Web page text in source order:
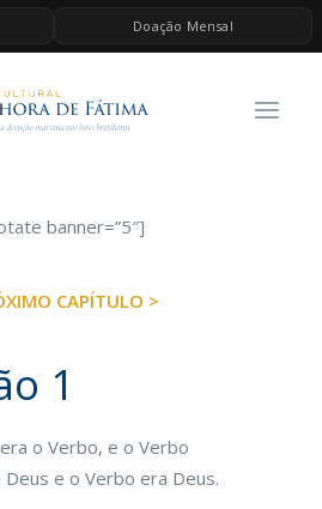
Doação Mensal
banner=”5″]
CAPÍTULO >
1
o Verbo, e o Verbo
e o Verbo era Deus.